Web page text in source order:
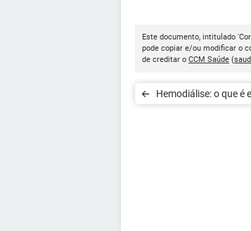
Este documento, intitulado
pode copiar e/ou modificar o
de creditar o CCM Saúde (
Hemodiálise: o que é